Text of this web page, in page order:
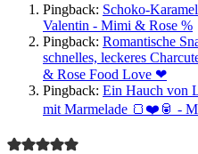
Pingback: Schoko-
Valentin - Mimi & Rose %
Pingback: Romantische
schnelles, leckeres
& Rose Food Love ❤
Pingback: Ein Hauch von
mit Marmelade 🍞❤️🥫 -